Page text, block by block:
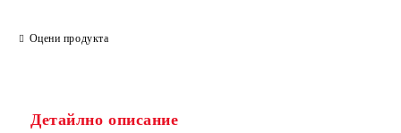
Оцени продукта
Детайлно описание